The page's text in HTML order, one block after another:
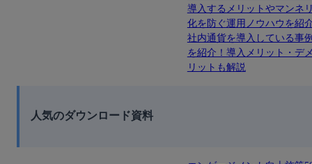
導入するメリットやマンネ
化を防ぐ運用ノウハウを紹
社内通貨を導入している事
を紹介！導入メリット・デ
リットも解説
人気のダウンロード資料